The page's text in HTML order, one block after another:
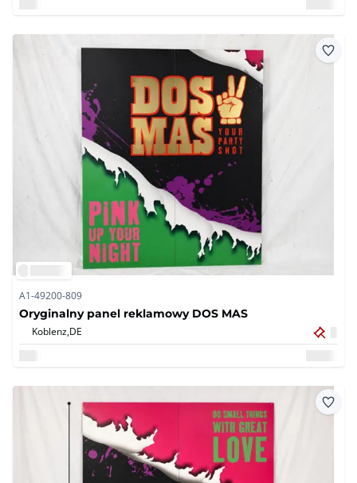
A1-49200-809
Oryginalny panel reklamowy DOS MAS
Koblenz,DE